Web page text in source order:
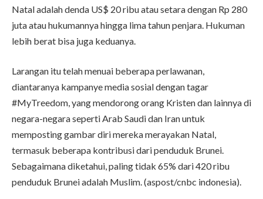
Natal adalah denda US$ 20 ribu atau setara dengan Rp 280
juta atau hukumannya hingga lima tahun penjara. Hukuman
lebih berat bisa juga keduanya.
Larangan itu telah menuai beberapa perlawanan,
diantaranya kampanye media sosial dengan tagar
#MyTreedom, yang mendorong orang Kristen dan lainnya di
negara-negara seperti Arab Saudi dan Iran untuk
memposting gambar diri mereka merayakan Natal,
termasuk beberapa kontribusi dari penduduk Brunei.
Sebagaimana diketahui, paling tidak 65% dari 420 ribu
penduduk Brunei adalah Muslim. (aspost/cnbc indonesia).